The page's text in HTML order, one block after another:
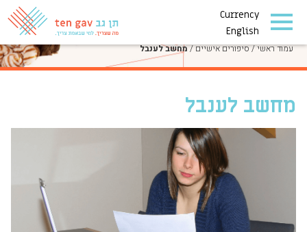
Currency
English
סיפורים אישיים
עמוד ראשי/סיפורים אישיים/מחשב לענבל
מחשב לענבל